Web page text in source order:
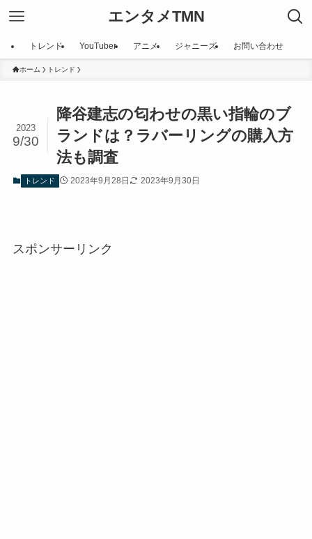
エンタメTMN
トレンド YouTuber アニメ ジャニーズ お問い合わせ
ホーム トレンド
降谷建志の匂わせの黒い指輪のブ
ランドは？ラバーリングの購入方
法も調査
2023
9/30
トレンド 2023年9月28日 2023年9月30日
スポンサーリンク